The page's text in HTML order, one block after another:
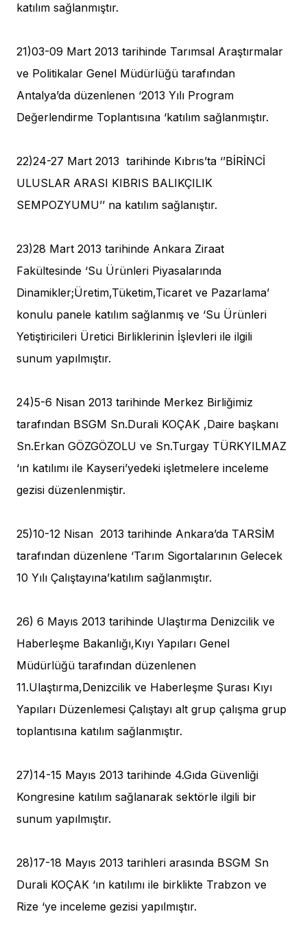
katılım sağlanmıştır.
21)03-09 Mart 2013 tarihinde Tarımsal Araştırmalar
ve Politikalar Genel Müdürlüğü tarafından
Antalya’da düzenlenen ‘2013 Yılı Program
Değerlendirme Toplantısına ‘katılım sağlanmıştır.
22)24-27 Mart 2013 tarihinde Kıbrıs’ta ‘’BİRİNCİ
ULUSLAR ARASI KIBRIS BALIKÇILIK
SEMPOZYUMU’’ na katılım sağlanıştır.
23)28 Mart 2013 tarihinde Ankara Ziraat
Fakültesinde ‘Su Ürünleri Piyasalarında
Dinamikler;Üretim,Tüketim,Ticaret ve Pazarlama’
konulu panele katılım sağlanmış ve ‘Su Ürünleri
Yetiştiricileri Üretici Birliklerinin İşlevleri ile ilgili
sunum yapılmıştır.
24)5-6 Nisan 2013 tarihinde Merkez Birliğimiz
tarafından BSGM Sn.Durali KOÇAK ,Daire başkanı
Sn.Erkan GÖZGÖZOLU ve Sn.Turgay TÜRKYILMAZ
‘ın katılımı ile Kayseri’yedeki işletmelere inceleme
gezisi düzenlenmiştir.
25)10-12 Nisan 2013 tarihinde Ankara’da TARSİM
tarafından düzenlene ‘Tarım Sigortalarının Gelecek
10 Yılı Çalıştayına’katılım sağlanmıştır.
26) 6 Mayıs 2013 tarihinde Ulaştırma Denizcilik ve
Haberleşme Bakanlığı,Kıyı Yapıları Genel
Müdürlüğü tarafından düzenlenen
11.Ulaştırma,Denizcilik ve Haberleşme Şurası Kıyı
Yapıları Düzenlemesi Çalıştayı alt grup çalışma grup
toplantısına katılım sağlanmıştır.
27)14-15 Mayıs 2013 tarihinde 4.Gıda Güvenliği
Kongresine katılım sağlanarak sektörle ilgili bir
sunum yapılmıştır.
28)17-18 Mayıs 2013 tarihleri arasında BSGM Sn
Durali KOÇAK ‘ın katılımı ile birklikte Trabzon ve
Rize ‘ye inceleme gezisi yapılmıştır.